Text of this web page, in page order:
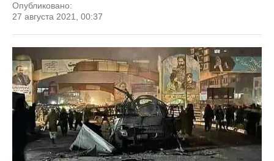
Опубликовано:
27 августа 2021, 00:37